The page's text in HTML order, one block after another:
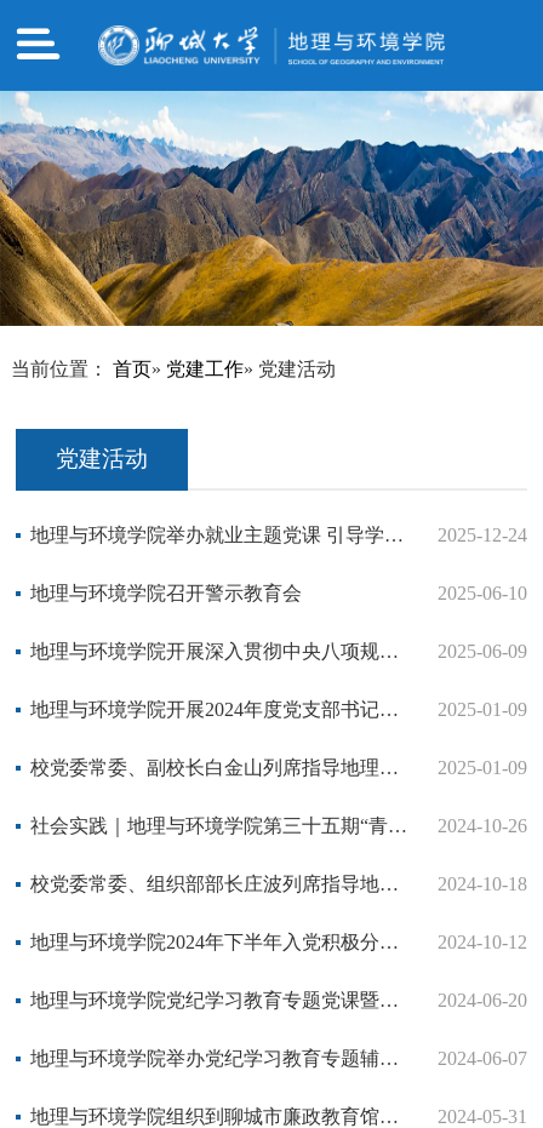
当前位置： 首页» 党建工作» 党建活动
党建活动
地理与环境学院举办就业主题党课 引导学生锚定“十五五”蓝图绘就青春就业新篇章 2025-12-24
地理与环境学院召开警示教育会 2025-06-10
地理与环境学院开展深入贯彻中央八项规定精神学习教育专题党课 2025-06-09
地理与环境学院开展2024年度党支部书记述职评议会议 2025-01-09
校党委常委、副校长白金山列席指导地理与环境学院党委会和党政联席会 2025-01-09
社会实践｜地理与环境学院第三十五期“青马工程”开展培训 2024-10-26
校党委常委、组织部部长庄波列席指导地理与环境学院党委会和党政联席会 2024-10-18
地理与环境学院2024年下半年入党积极分子培训班顺利开班 2024-10-12
地理与环境学院党纪学习教育专题党课暨警示教育会议召开 2024-06-20
地理与环境学院举办党纪学习教育专题辅导报告会 2024-06-07
地理与环境学院组织到聊城市廉政教育馆参观学习 2024-05-31